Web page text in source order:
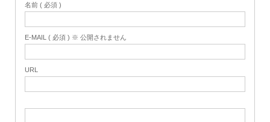
名前 ( 必須 )
E-MAIL ( 必須 ) ※ 公開されません
URL